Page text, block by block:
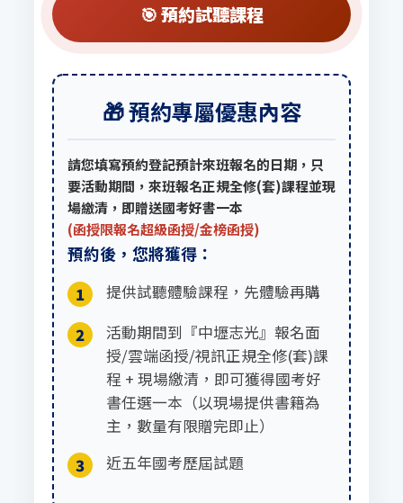
🎯 預約試聽課程
🎁 預約專屬優惠內容
請您填寫預約登記預計來班報名的日期，只
要活動期間，來班報名正規全修(套)課程並現
場繳清，即贈送國考好書一本
(函授限報名超級函授/金榜函授)
預約後，您將獲得：
1
提供試聽體驗課程，先體驗再購
2
活動期間到『中壢志光』報名面
授/雲端函授/視訊正規全修(套)課
程 + 現場繳清，即可獲得國考好
書任選一本（以現場提供書籍為
主，數量有限贈完即止）
3
近五年國考歷屆試題